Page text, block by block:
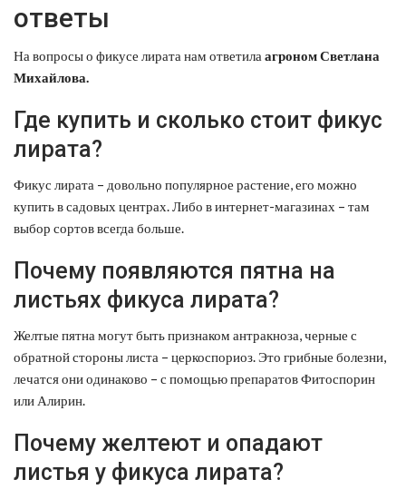
ответы
На вопросы о фикусе лирата нам ответила агроном Светлана
Михайлова.
Где купить и сколько стоит фикус
лирата?
Фикус лирата – довольно популярное растение, его можно
купить в садовых центрах. Либо в интернет-магазинах – там
выбор сортов всегда больше.
Почему появляются пятна на
листьях фикуса лирата?
Желтые пятна могут быть признаком антракноза, черные с
обратной стороны листа – церкоспориоз. Это грибные болезни,
лечатся они одинаково – с помощью препаратов Фитоспорин
или Алирин.
Почему желтеют и опадают
листья у фикуса лирата?